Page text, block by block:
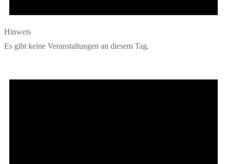
Hinweis
Es gibt keine Veranstaltungen an diesem Tag.